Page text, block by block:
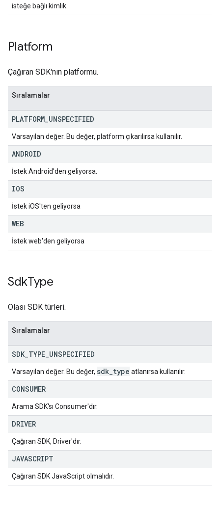
isteğe bağlı kimlik.
Platform
Çağıran SDK'nın platformu.
Sıralamalar
PLATFORM UNSPECIFIED
Varsayılan değer. Bu değer, platform çıkarılırsa kullanılır.
ANDROID
İstek Android'den geliyorsa.
IOS
İstek iOS'ten geliyorsa
WEB
İstek web'den geliyorsa
SdkType
Olası SDK türleri.
Sıralamalar
SDK TYPE UNSPECIFIED
Varsayılan değer. Bu değer, sdk type atlanırsa kullanılır.
CONSUMER
Arama SDK'sı Consumer'dır.
DRIVER
Çağıran SDK, Driver'dır.
JAVASCRIPT
Çağıran SDK JavaScript olmalıdır.